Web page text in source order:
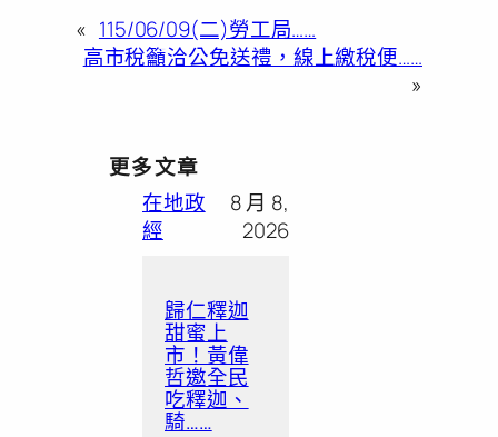
« 115/06/09(二)勞工局……
高市稅籲洽公免送禮，線上繳稅便……
»
更多文章
在地政
經
8 月 8,
2026
歸仁釋迦
甜蜜上
市！黃偉
哲邀全民
吃釋迦、
騎……